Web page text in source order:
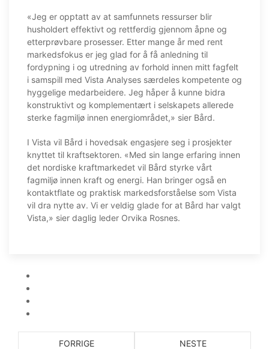
«Jeg er opptatt av at samfunnets ressurser blir
husholdert effektivt og rettferdig gjennom åpne og
etterprøvbare prosesser. Etter mange år med rent
markedsfokus er jeg glad for å få anledning til
fordypning i og utredning av forhold innen mitt fagfelt
i samspill med Vista Analyses særdeles kompetente og
hyggelige medarbeidere. Jeg håper å kunne bidra
konstruktivt og komplementært i selskapets allerede
sterke fagmiljø innen energiområdet,» sier Bård.
I Vista vil Bård i hovedsak engasjere seg i prosjekter
knyttet til kraftsektoren. «Med sin lange erfaring innen
det nordiske kraftmarkedet vil Bård styrke vårt
fagmiljø innen kraft og energi. Han bringer også en
kontaktflate og praktisk markedsforståelse som Vista
vil dra nytte av. Vi er veldig glade for at Bård har valgt
Vista,» sier daglig leder Orvika Rosnes.
FORRIGE NESTE